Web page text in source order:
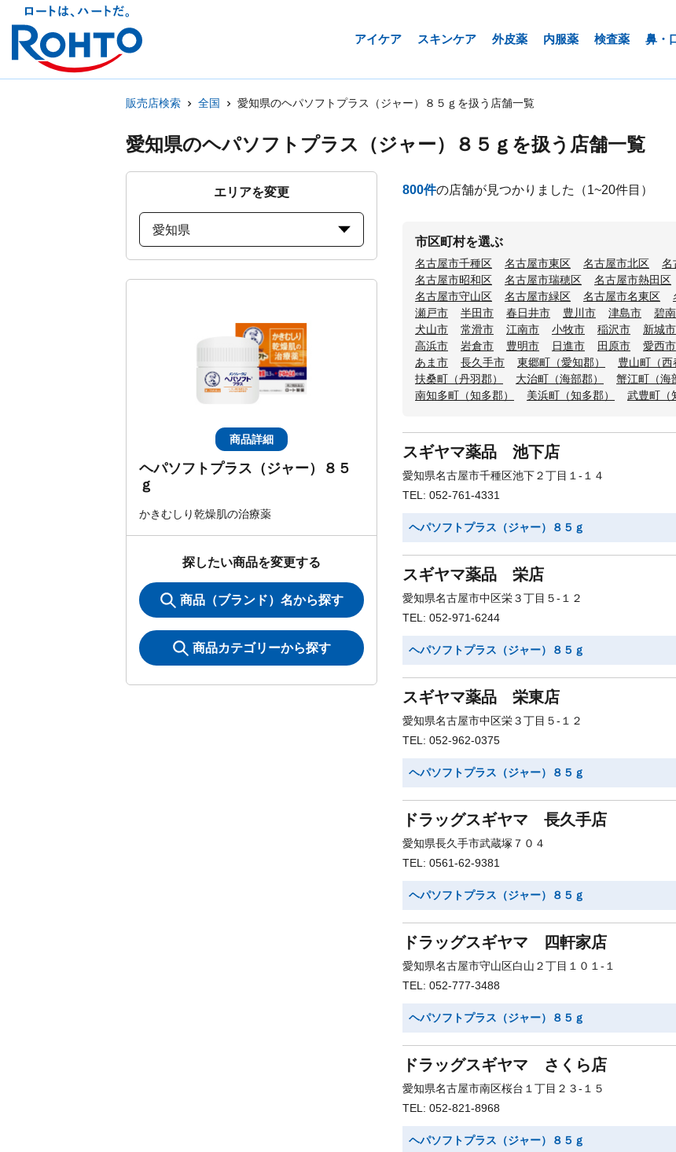
アイケア スキンケア 外皮薬 内服薬 検査薬 鼻・
販売店検索 全国 愛知県のヘパソフトプラス（ジャー）８５ｇを扱う店舗一覧
愛知県のヘパソフトプラス（ジャー）８５ｇを扱う店舗一覧
エリアを変更
愛知県
商品詳細
ヘパソフトプラス（ジャー）８５
ｇ
かきむしり乾燥肌の治療薬
探したい商品を変更する
商品（ブランド）名から探す
商品カテゴリーから探す
800件の店舗が見つかりました （1~20件目）
市区町村を選ぶ
名古屋市千種区 名古屋市東区 名古屋市北区 名
名古屋市昭和区
名古屋市瑞穂区 名古屋市熱田区
名古屋市守山区
名古屋市緑区 名古屋市名東区
瀬戸市
半田市 春日井市 豊川市 津島市 碧
犬山市
常滑市 江南市 小牧市 稲沢市 新城市
高浜市
岩倉市 豊明市 日進市 田原市 愛西市
あま市
長久手市 東郷町（愛知郡） 豊山町（西
扶桑町（丹羽郡）
大治町（海部郡） 蟹江町（海
南知多町（知多郡）
美浜町（知多郡） 武豊町（
スギヤマ薬品 池下店
愛知県名古屋市千種区池下２丁目１-１４
TEL: 052-761-4331
ヘパソフトプラス（ジャー）８５ｇ
スギヤマ薬品 栄店
愛知県名古屋市中区栄３丁目５-１２
TEL: 052-971-6244
ヘパソフトプラス（ジャー）８５ｇ
スギヤマ薬品 栄東店
愛知県名古屋市中区栄３丁目５-１２
TEL: 052-962-0375
ヘパソフトプラス（ジャー）８５ｇ
ドラッグスギヤマ 長久手店
愛知県長久手市武蔵塚７０４
TEL: 0561-62-9381
ヘパソフトプラス（ジャー）８５ｇ
ドラッグスギヤマ 四軒家店
愛知県名古屋市守山区白山２丁目１０１-１
TEL: 052-777-3488
ヘパソフトプラス（ジャー）８５ｇ
ドラッグスギヤマ さくら店
愛知県名古屋市南区桜台１丁目２３-１５
TEL: 052-821-8968
ヘパソフトプラス（ジャー）８５ｇ